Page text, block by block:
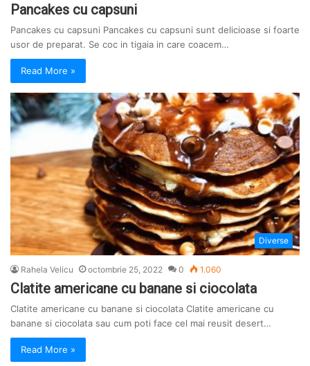
Pancakes cu capsuni
Pancakes cu capsuni Pancakes cu capsuni sunt delicioase si foarte
usor de preparat. Se coc in tigaia in care coacem…
Read More »
Diverse
Rahela Velicu octombrie 25, 2022 0 1.060
Clatite americane cu banane si ciocolata
Clatite americane cu banane si ciocolata Clatite americane cu
banane si ciocolata sau cum poti face cel mai reusit desert…
Read More »